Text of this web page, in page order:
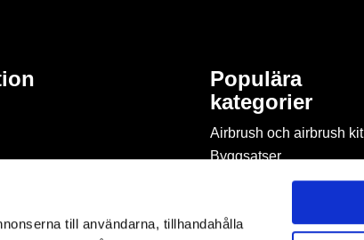
till användarna, tillhandahålla
Populära
kategorier
Airbrush och airbrush kit
Byggsatser
Böcker & tidningar om
Byggmaterial